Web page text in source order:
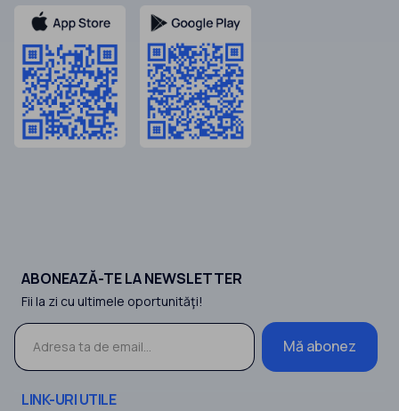
ABONEAZĂ-TE LA NEWSLETTER
Fii la zi cu ultimele oportunităţi!
Mă abonez
LINK-URI UTILE